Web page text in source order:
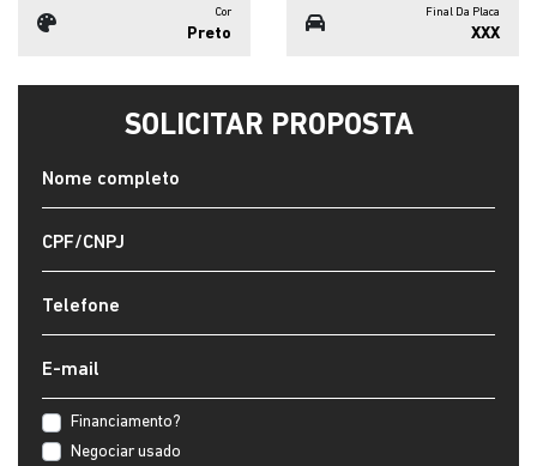
Cor
Preto
Final Da Placa
XXX
SOLICITAR PROPOSTA
Financiamento?
Negociar usado